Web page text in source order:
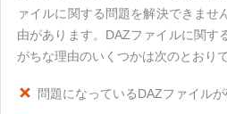
ァイルに関する問題を解決できませ
由があります。DAZファイルに関す
がちな理由のいくつかは次のとおり
問題になっているDAZファイル